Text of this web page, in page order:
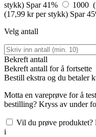
stykk) Spar 41% 1000
(17,99 kr per stykk) Spar
Velg antall
Bekreft antall
Bekreft antall for å fortsette
Bestill ekstra og du betaler
Motta en vareprøve for å
bestilling? Kryss av under
Vil du prøve produktet?
i